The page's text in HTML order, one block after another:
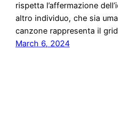
rispetta l’affermazione
altro individuo, che sia
canzone rappresenta il
March 6, 2024